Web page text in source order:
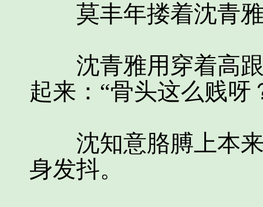
莫丰年搂着沈青雅
沈青雅用穿着高跟
起来：“骨头这么贱呀
沈知意胳膊上本来
身发抖。